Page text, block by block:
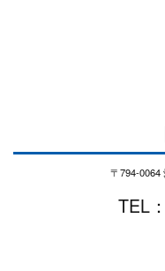
〒794-0064
TEL